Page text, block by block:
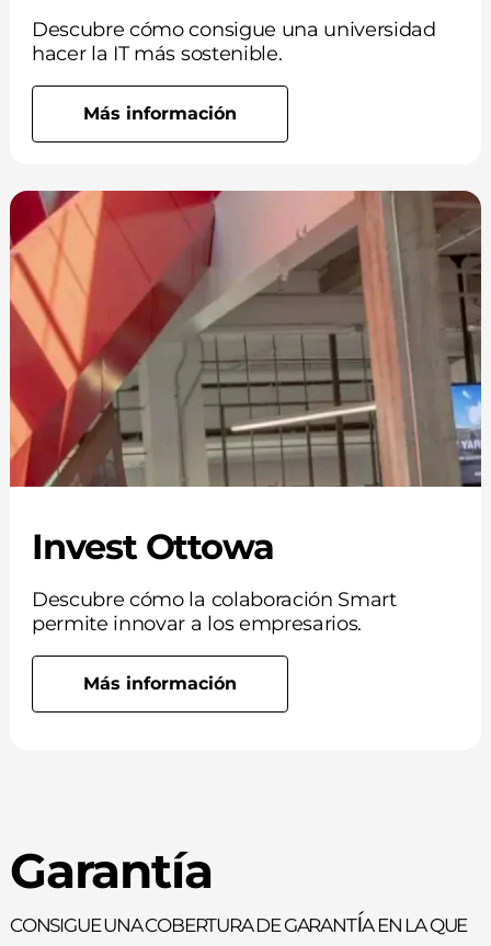
Descubre cómo consigue una universidad
hacer la IT más sostenible.
Más información
Invest Ottowa
Descubre cómo la colaboración Smart
permite innovar a los empresarios.
Más información
Garantía
Consigue una cobertura de garantía en la que